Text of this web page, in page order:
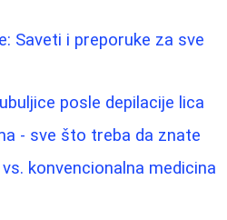
Saveti i preporuke za sve
posle depilacije lica
- sve što treba da znate
konvencionalna medicina